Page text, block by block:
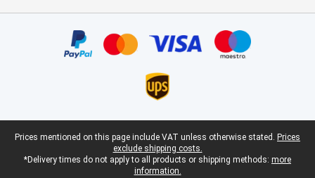
Legal footer
Prices mentioned on this page include VAT unless otherwise stated. Prices
exclude shipping costs.
*Delivery times do not apply to all products or shipping methods: more
information.